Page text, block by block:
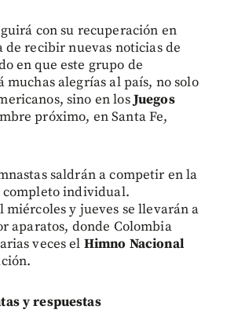
con su recuperación en
de recibir nuevas noticias de
en que este grupo de
muchas alegrías al país, no solo
sino en losJuegos
próximo, en Santa Fe,
saldrán a competir en la
individual.
y jueves se llevarán a
aparatos, donde Colombia
veces el Himno Nacional
y respuestas